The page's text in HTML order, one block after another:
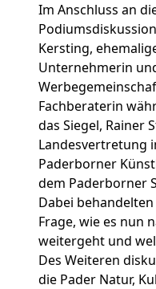
Im Anschluss an
Kersting,
Unternehmerin
Fachberaterin
das Siegel, Rainer
Landesvertretung
Paderborner
dem Paderborner
Dabei
Frage, wie es nun
weitergeht und
Des Weiteren
die Pader Natur,